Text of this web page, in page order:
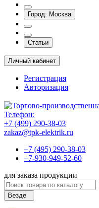
Город: Москва
Статьи
Личный кабинет
Регистрация
Авторизация
Телефон:
+7 (499) 290-38-03
zakaz@tpk-elektrik.ru
+7 (495) 290-38-03
+7-930-949-52-60
для заказа продукции
Везде